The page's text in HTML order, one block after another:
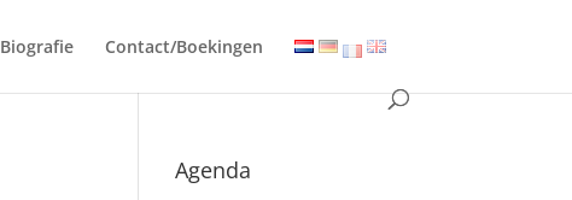
Biografie Contact/Boekingen
Agenda